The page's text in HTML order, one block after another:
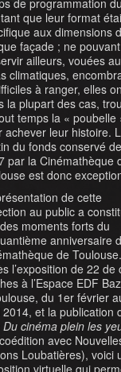
de programmation
que leur format
aux dimensions
façade ; ne pouvant
ailleurs, vouées
climatiques,
à ranger, elles
la plupart des cas,
temps la « poubelle
achever leur histoire.
du fonds conservé
par la Cinémathèque
est donc
de cette
au public a
des moments forts du
anniversaire
de Toulouse.
l’exposition de 22 de
à l’Espace EDF
du 1er février
2014, et la publication
Du cinéma plein les
avec
Loubatières), voici
virtuelle qui